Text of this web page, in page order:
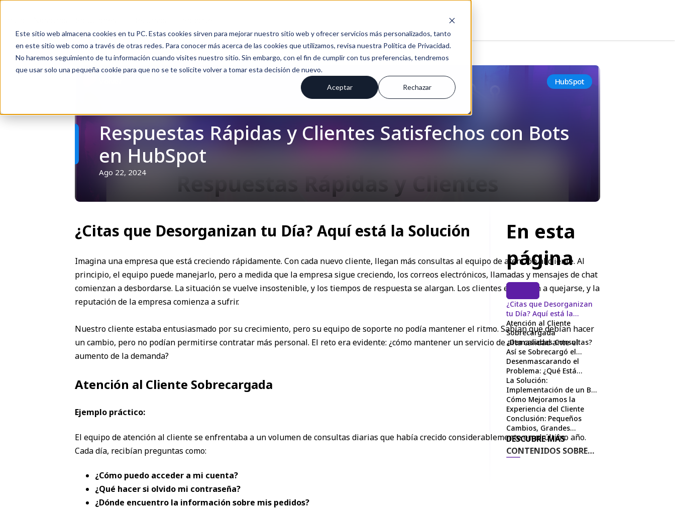
Este sitio web almacena cookies en tu PC. Estas cookies sirven para mejorar nuestro sitio web y ofrecer servicios más personalizados, tanto
en este sitio web como a través de otras redes. Para conocer más acerca de las cookies que utilizamos, revisa nuestra Política de Privacidad.
No haremos seguimiento de tu información cuando visites nuestro sitio. Sin embargo, con el fin de cumplir con tus preferencias, tendremos
que usar solo una pequeña cookie para que no se te solicite volver a tomar esta decisión de nuevo.
Aceptar Rechazar
HubSpot
Respuestas Rápidas y Clientes Satisfechos con Bots
en HubSpot
Ago 22, 2024
¿Citas que Desorganizan tu Día? Aquí está la Solución
Imagina una empresa que está creciendo rápidamente. Con cada nuevo cliente, llegan más consultas al equipo de atención al cliente. Al
principio, el equipo puede manejarlo, pero a medida que la empresa sigue creciendo, los correos electrónicos, llamadas y mensajes de chat
comienzan a desbordarse. La situación se vuelve insostenible, y los tiempos de respuesta se alargan. Los clientes empiezan a quejarse, y la
reputación de la empresa comienza a sufrir.
Nuestro cliente estaba entusiasmado por su crecimiento, pero su equipo de soporte no podía mantener el ritmo. Sabían que debían hacer
un cambio, pero no podían permitirse contratar más personal. El reto era evidente: ¿cómo mantener un servicio de alta calidad ante el
aumento de la demanda?
Atención al Cliente Sobrecargada
Ejemplo práctico:
El equipo de atención al cliente se enfrentaba a un volumen de consultas diarias que había crecido considerablemente en el último año.
Cada día, recibían preguntas como:
¿Cómo puedo acceder a mi cuenta?
¿Qué hacer si olvido mi contraseña?
¿Dónde encuentro la información sobre mis pedidos?
En esta
página
¿Citas que Desorganizan
tu Día? Aquí está la
Solución
Atención al Cliente
Sobrecargada
¿Demasiadas Consultas?
Así se Sobrecargó el
Servicio al Cliente
Desenmascarando el
Problema: ¿Qué Está
Fallando?
La Solución:
Implementación de un Bot
Autogestionado y Base de
Conocimientos con
HubSpot
Cómo Mejoramos la
Experiencia del Cliente
Conclusión: Pequeños
Cambios, Grandes
Resultados
DESCUBRE MÁS
CONTENIDOS SOBRE